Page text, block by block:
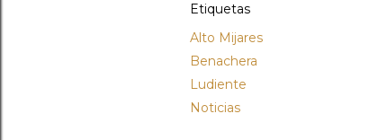
Etiquetas
Alto Mijares
Benachera
Ludiente
Noticias